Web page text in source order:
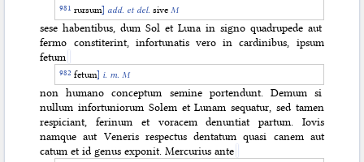
rursum] add. et del. siveM
sese habentibus, dum Sol et Luna in signo quadrupede aut
fermo constiterint, infortunatis vero in cardinibus, ipsum
fetum
fetum] i. m. M
non humano conceptum semine portendunt. Demum si
nullum infortuniorum Solem et Lunam sequatur, sed tamen
respiciant, ferinum et voracem denuntiat partum. Iovis
namque aut Veneris respectus dentatum quasi canem aut
catum et id genus exponit. Mercurius ante